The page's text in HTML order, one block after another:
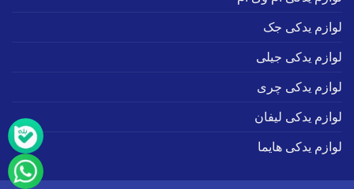
لوازم یدکی جک
لوازم یدکی جیلی
لوازم یدکی چری
لوازم یدکی لیفان
لوازم یدکی هایما